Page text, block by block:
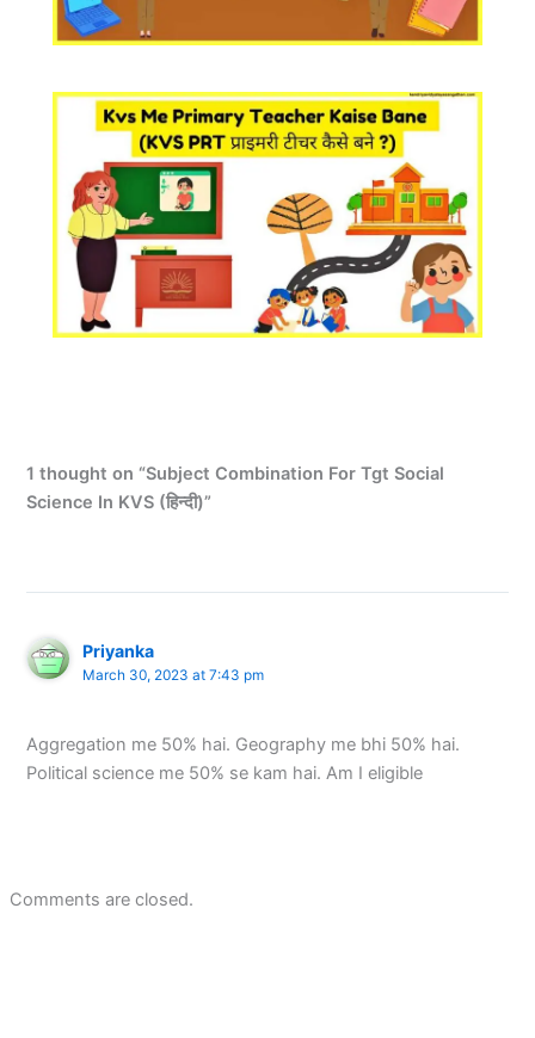
1 thought on “Subject Combination For Tgt Social
Science In KVS (हिन्दी)”
Priyanka
March 30, 2023 at 7:43 pm
Aggregation me 50% hai. Geography me bhi 50% hai.
Political science me 50% se kam hai. Am I eligible
Comments are closed.